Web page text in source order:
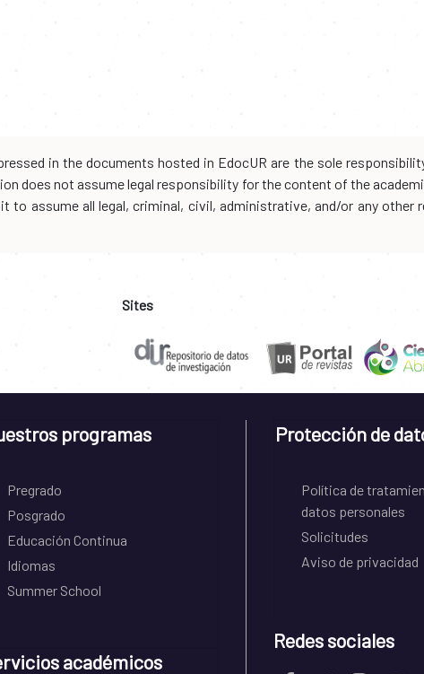
in the documents hosted in EdocUR are the sole
does not assume legal responsibility for the content of the
to assume all legal, criminal, civil, administrative, and/or any
Sites
programas
Pregrado
Posgrado
Educación Continua
Idiomas
Summer School
académicos
Protección de
Política de
datos personales
Solicitudes
Aviso de privacidad
Redes sociales